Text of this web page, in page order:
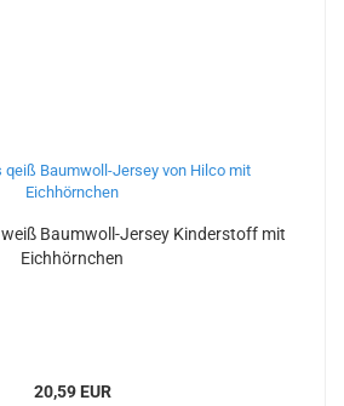
Baumwoll-Jersey Kinderstoff mit
Eichhörnchen
20,59 EUR